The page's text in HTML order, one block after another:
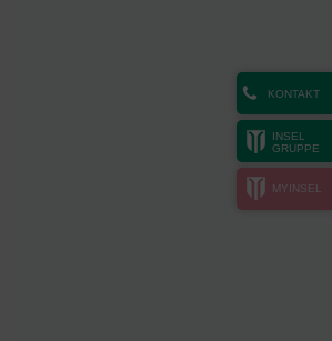
KONTAKT
INSEL
GRUPPE
MYINSEL